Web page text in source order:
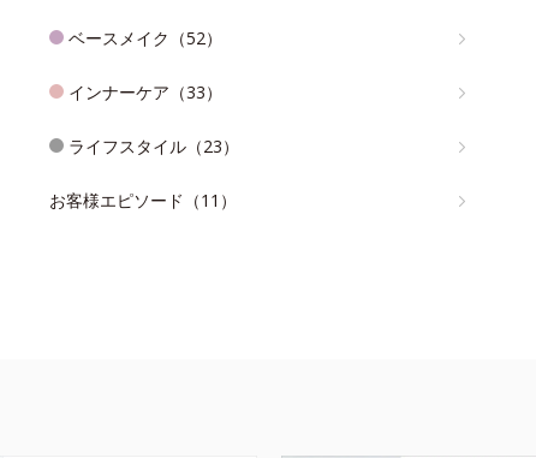
ベースメイク（52）
インナーケア（33）
ライフスタイル（23）
お客様エピソード（11）